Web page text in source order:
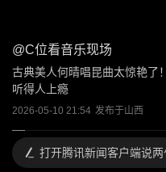
@C位看音乐现场
古典美人何晴唱昆曲太惊艳了
听得人上瘾
2026-05-10 21:54 发布于山西
打开腾讯新闻客户端说两